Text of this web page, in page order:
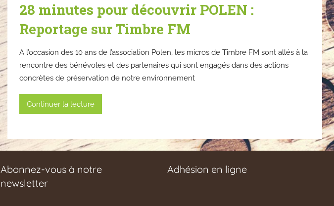
28 minutes pour découvrir POLEN :
Reportage sur Timbre FM
A l’occasion des 10 ans de l’association Polen, les micros de Timbre FM sont allés à la
rencontre des bénévoles et des partenaires qui sont engagés dans des actions
concrètes de préservation de notre environnement
Continuer la lecture
Abonnez-vous à notre
newsletter
Adhésion en ligne